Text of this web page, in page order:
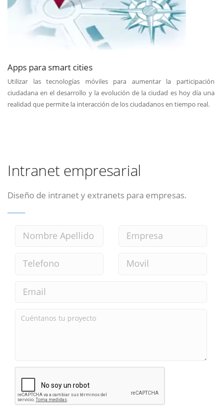
Apps para smart cities
Utilizar las tecnologías móviles para aumentar la participación
ciudadana en el desarrollo y la evolución de la ciudad es hoy día una
realidad que permite la interacción de los ciudadanos en tiempo real.
Intranet empresarial
Diseño de intranet y extranets para empresas.